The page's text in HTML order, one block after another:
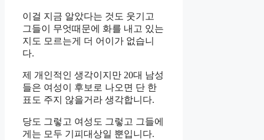
이걸 지금 알았다는 것도 웃기고
그들이 무엇때문에 화를 내고 있는
지도 모르는게 더 어이가 없습니
다.
제 개인적인 생각이지만 20대 남성
들은 여성이 후보로 나오면 단 한
표도 주지 않을거라 생각합니다.
당도 그렇고 여성도 그렇고 그들에
게는 모두 기피대상일 뿐입니다.